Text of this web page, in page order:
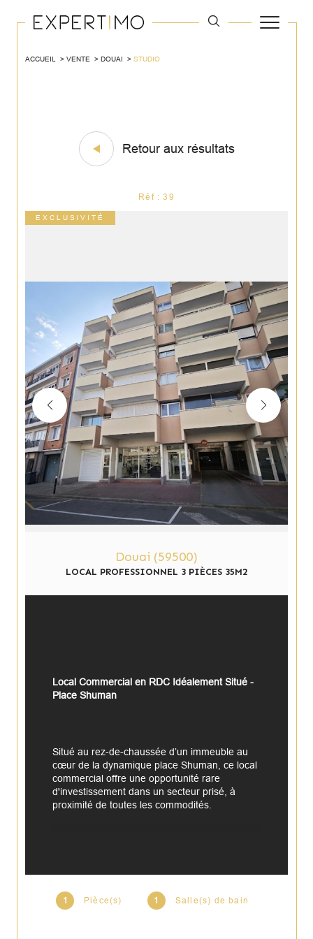
ACCUEIL VENTE DOUAI STUDIO
Retour aux résultats
Réf : 39
EXCLUSIVITÉ
Douai (59500)
LOCAL PROFESSIONNEL 3 PIÈCES 35M2
1 Pièce(s) 1 Salle(s) de bain
Local Commercial en RDC Idéalement Situé -
Place Shuman
Situé au rez-de-chaussée d’un immeuble au
cœur de la dynamique place Shuman, ce local
commercial offre une opportunité rare
d'investissement dans un secteur prisé, à
proximité de toutes les commodités.
Actuellement destiné à un usage commercial,
en espace de travail pour professions libérales.